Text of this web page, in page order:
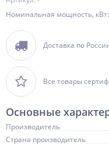
Номинальная мощность,
Доставка по
Все товары
Основные
Производитель
Страна производитель